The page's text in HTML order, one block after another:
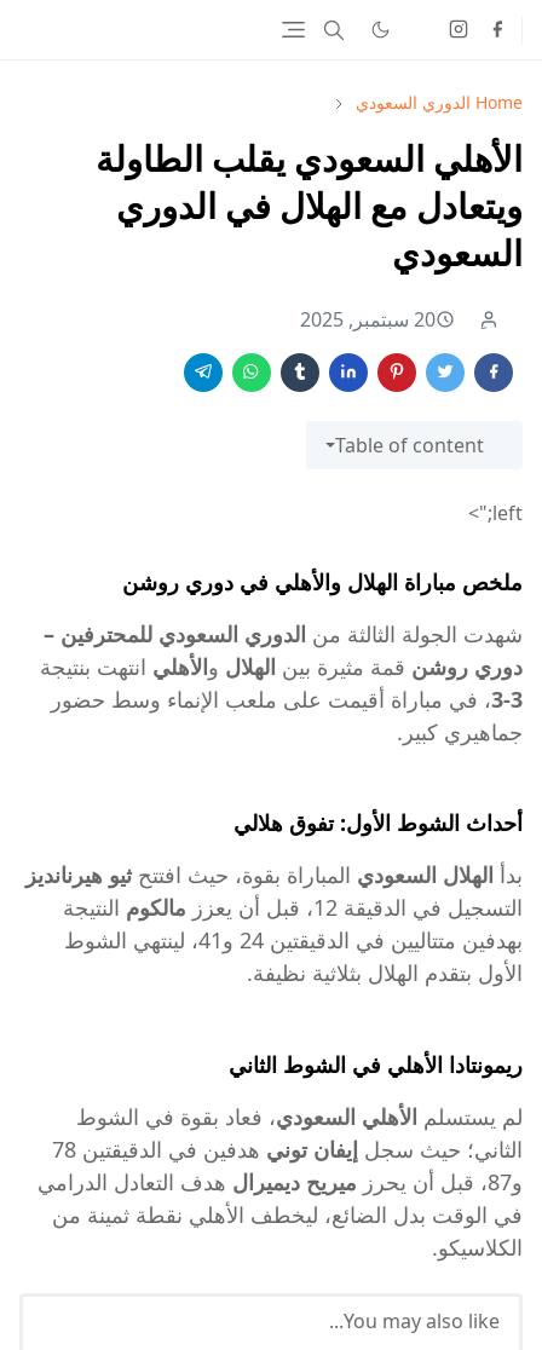
Home الدوري السعودي
الأهلي السعودي يقلب الطاولة
ويتعادل مع الهلال في الدوري
السعودي
20 سبتمبر, 2025
Table of content
left;">
ملخص مباراة الهلال والأهلي في دوري روشن
شهدت الجولة الثالثة من الدوري السعودي للمحترفين –
دوري روشن قمة مثيرة بين الهلال والأهلي انتهت بنتيجة
3-3
، في مباراة أقيمت على ملعب الإنماء وسط حضور
جماهيري كبير.
أحداث الشوط الأول: تفوق هلالي
بدأ الهلال السعودي المباراة بقوة، حيث افتتح ثيو هيرنانديز
التسجيل في الدقيقة 12، قبل أن يعزز
مالكوم النتيجة
بهدفين متتاليين في الدقيقتين 24 و41، لينتهي الشوط
الأول بتقدم الهلال بثلاثية نظيفة.
ريمونتادا الأهلي في الشوط الثاني
لم يستسلم الأهلي السعودي، فعاد بقوة في الشوط
الثاني؛ حيث سجل إيفان توني
هدفين في الدقيقتين 78
و87، قبل أن يحرز
ميريح ديميرال هدف التعادل الدرامي
في الوقت بدل الضائع، ليخطف الأهلي نقطة ثمينة من
الكلاسيكو.
You may also like...